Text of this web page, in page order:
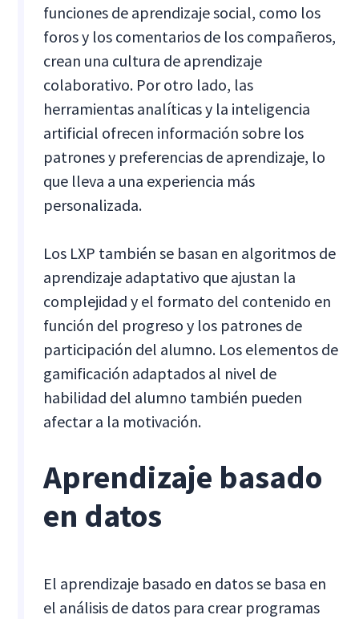
funciones de aprendizaje social, como los
foros y los comentarios de los compañeros,
crean una cultura de aprendizaje
colaborativo. Por otro lado, las
herramientas analíticas y la inteligencia
artificial ofrecen información sobre los
patrones y preferencias de aprendizaje, lo
que lleva a una experiencia más
personalizada.
Los LXP también se basan en algoritmos de
aprendizaje adaptativo que ajustan la
complejidad y el formato del contenido en
función del progreso y los patrones de
participación del alumno. Los elementos de
gamificación adaptados al nivel de
habilidad del alumno también pueden
afectar a la motivación.
Aprendizaje basado
en datos
El aprendizaje basado en datos se basa en
el análisis de datos para crear programas